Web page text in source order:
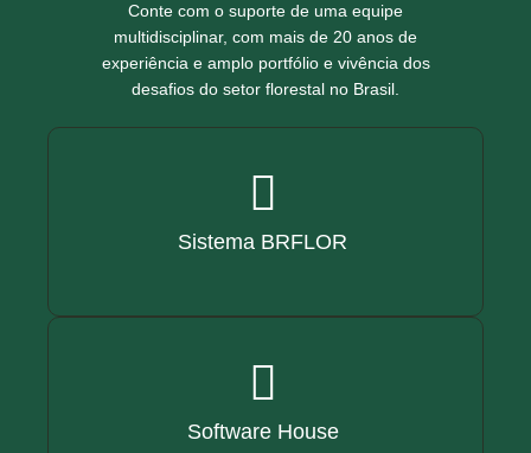
Conte com o suporte de uma equipe
multidisciplinar, com mais de 20 anos de
experiência e amplo portfólio e vivência dos
desafios do setor florestal no Brasil.
Sistema BRFLOR
Software House